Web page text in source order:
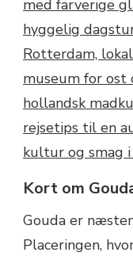
Kort om
Gouda er
Placeringen,